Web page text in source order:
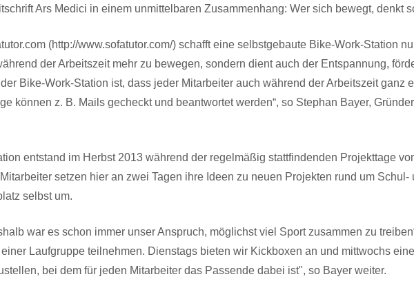
Ars Medici in einem unmittelbaren Zusammenhang: Wer sich bewegt, denkt
(http://www.sofatutor.com/) schafft eine selbstgebaute Bike-Work-Station
der Arbeitszeit mehr zu bewegen, sondern dient auch der Entspannung,
Bike-Work-Station ist, dass jeder Mitarbeiter auch während der Arbeitszeit ganz
können z. B. Mails gecheckt und beantwortet werden“, so Stephan Bayer,
entstand im Herbst 2013 während der regelmäßig stattfindenden Projekttage
setzen hier an zwei Tagen ihre Ideen zu neuen Projekten rund um
selbst um.
war es schon immer unser Anspruch, möglichst viel Sport zusammen zu
Laufgruppe teilnehmen. Dienstags bieten wir Kickboxen an und mittwochs
bei dem für jeden Mitarbeiter das Passende dabei ist", so Bayer weiter.